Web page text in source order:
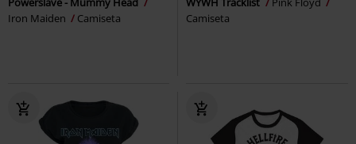
Iron Maiden
Camiseta
Camiseta